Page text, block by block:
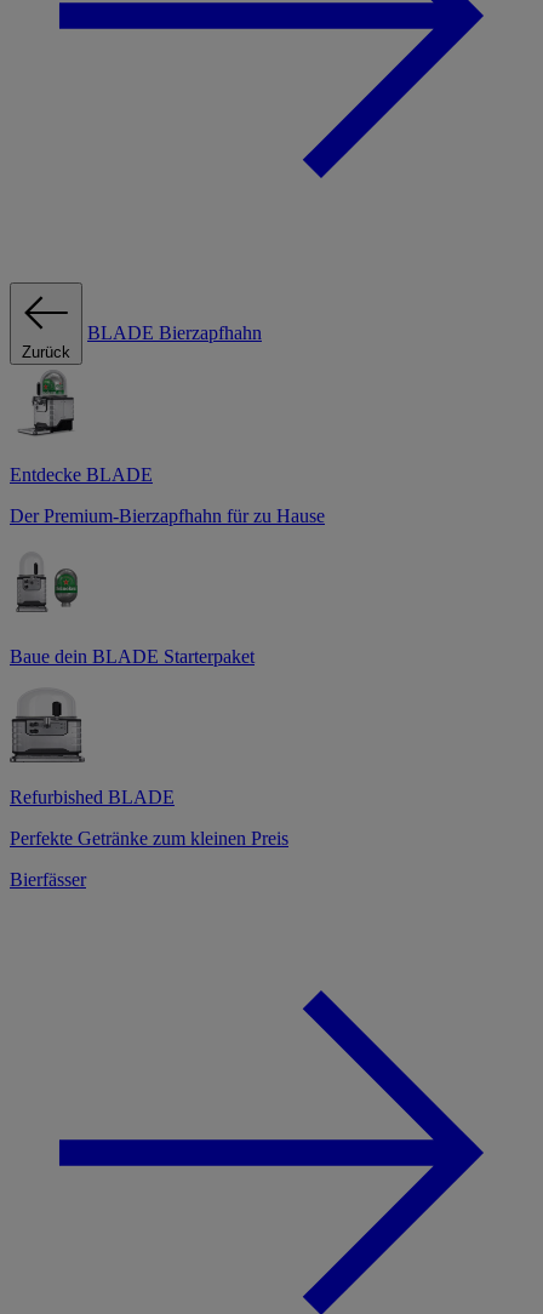
Zurück
BLADE Bierzapfhahn
Entdecke BLADE
Der Premium-Bierzapfhahn für zu Hause
Baue dein BLADE Starterpaket
Refurbished BLADE
Perfekte Getränke zum kleinen Preis
Bierfässer